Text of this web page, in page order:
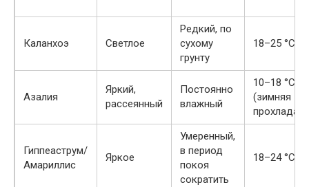
Каланхоэ Светлое
Редкий, по
сухому
грунту
18–25 °C
Азалия
Яркий,
рассеянный
Постоянно
влажный
10–18 °C
(зимняя
прохлада)
Гиппеаструм/
Амариллис
Яркое
Умеренный,
в период
покоя
сократить
18–24 °C